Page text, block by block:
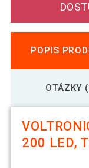
POPIS
OTÁZKY
200 LED,